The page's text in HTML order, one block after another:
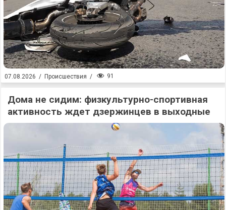
07.08.2026 / Происшествия / 91
Дома не сидим: физкультурно-спортивная
активность ждет дзержинцев в выходные